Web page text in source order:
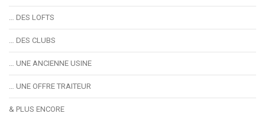
… DES LOFTS
… DES CLUBS
… UNE ANCIENNE USINE
… UNE OFFRE TRAITEUR
& PLUS ENCORE